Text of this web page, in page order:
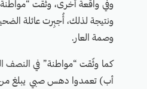
ونتيجة لذلك، أُجبِرت عائلة
وصمة العار.
كما وثّقت “مواطنة” في النصف
أب) تعمدوا دهس صبي يبلغ من العمر 11 عامًا في إحدى القرى، بعد رفض السكان تجنيد